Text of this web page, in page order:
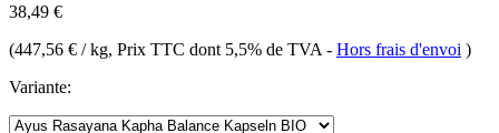
38,49 €
(447,56 € / kg, Prix TTC dont 5,5% de TVA - Hors frais d'envoi )
Variante: